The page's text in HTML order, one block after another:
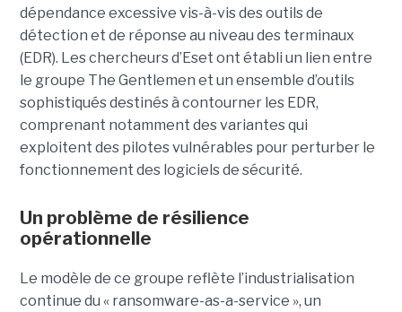
dépendance excessive vis-à-vis des outils de
détection et de réponse au niveau des terminaux
(EDR). Les chercheurs d’Eset ont établi un lien entre
le groupe The Gentlemen et un ensemble d’outils
sophistiqués destinés à contourner les EDR,
comprenant notamment des variantes qui
exploitent des pilotes vulnérables pour perturber le
fonctionnement des logiciels de sécurité.
Un problème de résilience
opérationnelle
Le modèle de ce groupe reflète l’industrialisation
continue du « ransomware-as-a-service », un